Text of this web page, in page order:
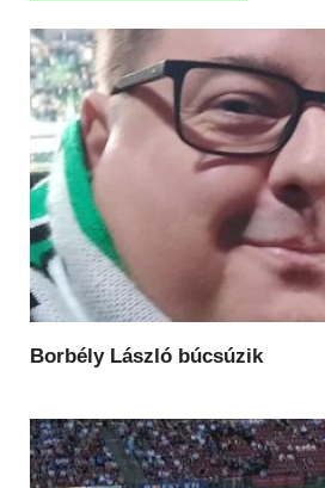
Borbély László búcsúzik